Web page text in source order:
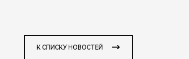
К СПИСКУ НОВОСТЕЙ